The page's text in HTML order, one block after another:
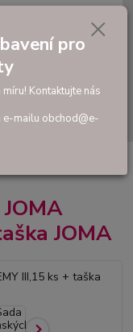
Hledat
0,00 Kč
JOMA
pro
Kontaktujte nás
mailu obchod@e-